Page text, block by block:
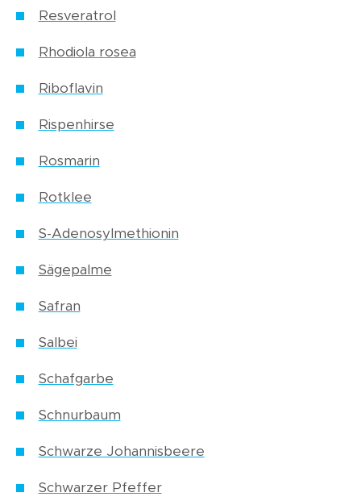
Resveratrol
Rhodiola rosea
Riboflavin
Rispenhirse
Rosmarin
Rotklee
S-Adenosylmethionin
Sägepalme
Safran
Salbei
Schafgarbe
Schnurbaum
Schwarze Johannisbeere
Schwarzer Pfeffer